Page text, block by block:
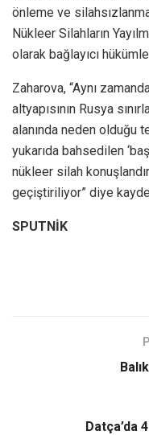
önleme ve
Nükleer Silahların
olarak bağlayıcı
Zaharova, “Aynı
altyapısının Rusya
alanında neden olduğu
yukarıda bahsedilen
nükleer silah
geçiştiriliyor” diye
SPUTNİK
Datça’da